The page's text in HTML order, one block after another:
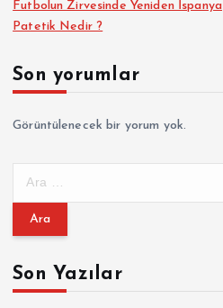
Futbolun Zirvesinde Yeniden İspanya
Patetik Nedir ?
Son yorumlar
Görüntülenecek bir yorum yok.
m
:Son Yazılar